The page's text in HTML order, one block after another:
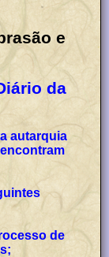
e
da
autarquia
de